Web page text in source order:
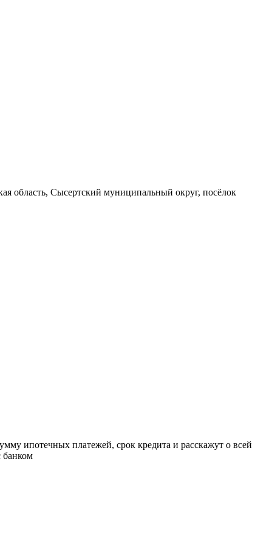
область, Сысертский муниципальный округ, посёлок
ипотечных платежей, срок кредита и расскажут о всей
банком